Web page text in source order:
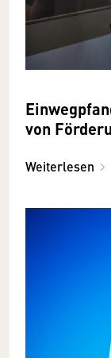
von
Weiterlesen